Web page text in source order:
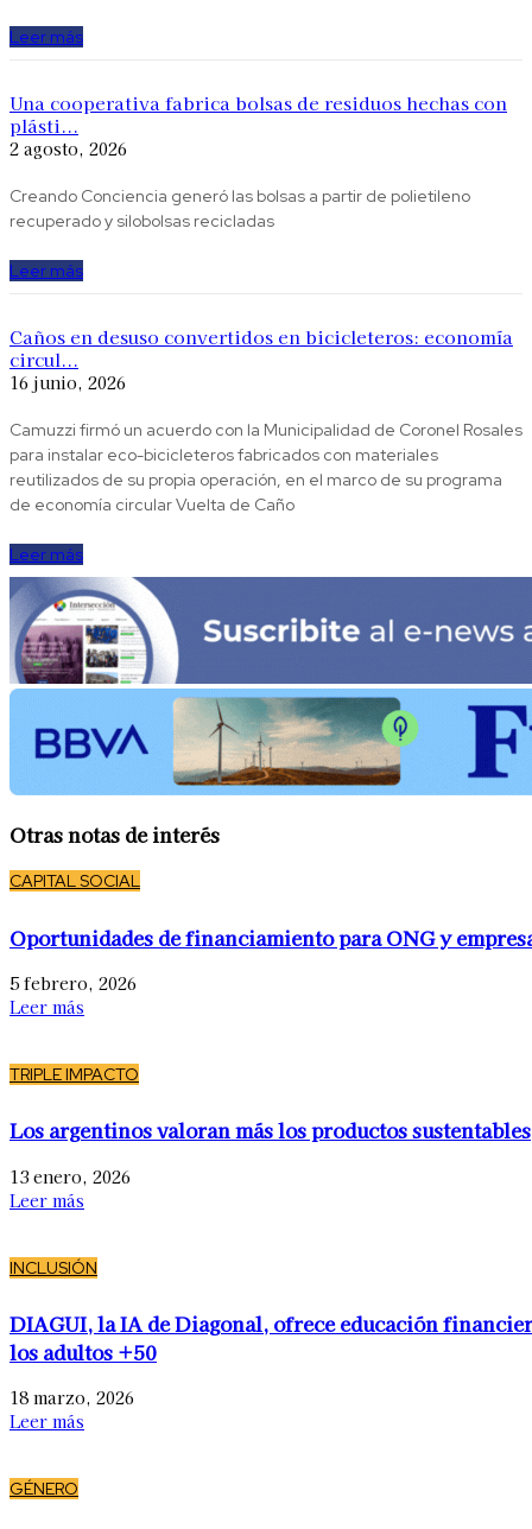
Leer más
Una cooperativa fabrica bolsas de residuos hechas con
plásti...
2 agosto, 2026
Creando Conciencia generó las bolsas a partir de polietileno
recuperado y silobolsas recicladas
Leer más
Caños en desuso convertidos en bicicleteros: economía
circul...
16 junio, 2026
Camuzzi firmó un acuerdo con la Municipalidad de Coronel Rosales
para instalar eco-bicicleteros fabricados con materiales
reutilizados de su propia operación, en el marco de su programa
de economía circular Vuelta de Caño
Leer más
Otras notas de interés
CAPITAL SOCIAL
Oportunidades de financiamiento para ONG y
5 febrero, 2026
Leer más
TRIPLE IMPACTO
Los argentinos valoran más los productos sustentables
13 enero, 2026
Leer más
INCLUSIÓN
DIAGUI, la IA de Diagonal, ofrece educación
los adultos +50
18 marzo, 2026
Leer más
GÉNERO